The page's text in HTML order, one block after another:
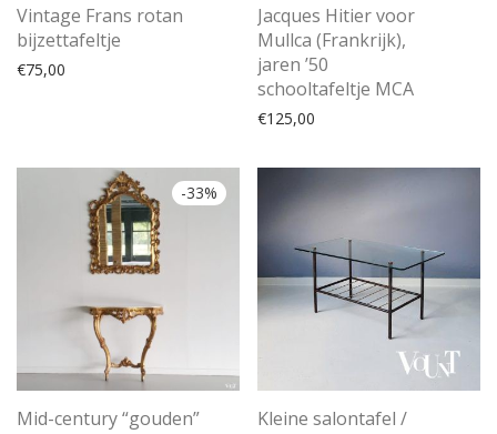
Vintage Frans rotan
bijzettafeltje
€75,00
Jacques Hitier voor
Mullca (Frankrijk),
jaren ’50
schooltafeltje MCA
€125,00
-33%
Mid-century “gouden”
Kleine salontafel /